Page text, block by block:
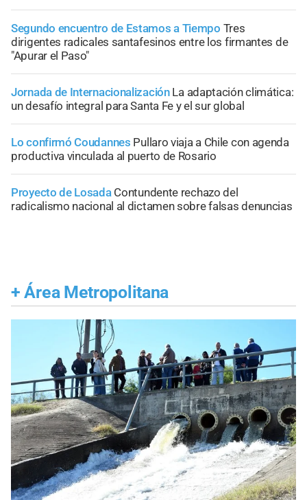
Segundo encuentro de Estamos a Tiempo Tres
dirigentes radicales santafesinos entre los firmantes de
"Apurar el Paso"
Jornada de Internacionalización La adaptación climática:
un desafío integral para Santa Fe y el sur global
Lo confirmó Coudannes Pullaro viaja a Chile con agenda
productiva vinculada al puerto de Rosario
Proyecto de Losada Contundente rechazo del
radicalismo nacional al dictamen sobre falsas denuncias
+ Área Metropolitana